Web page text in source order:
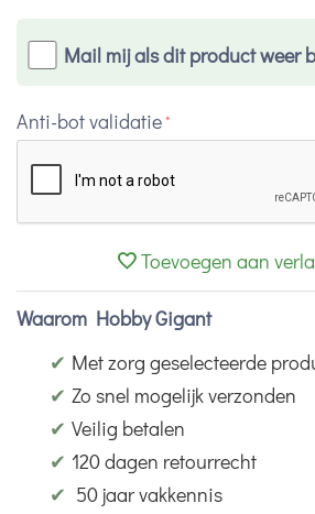
Mail mij als dit product weer
Anti-bot validatie
Toevoegen aan
Waarom Hobby Gigant
✔ Met zorg geselecteerde
✔ Zo snel mogelijk verzonden
✔ Veilig betalen
✔ 120 dagen retourrecht
✔ 50 jaar vakkennis